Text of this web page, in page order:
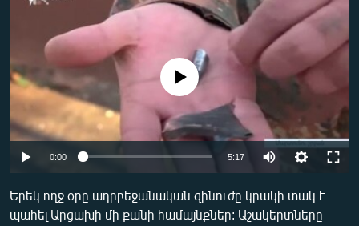
ՊԱՏԵՐԱԶՄԻ 6 ՇԱԲԱԹՆԵՐԸ
ՏԱՐԱԾԱՇՐՋԱՆ
ՄԻՋԱԶԳԱՅԻՆ
ՄՇԱԿՈՒՅԹ
ՍՊՈՐՏ
ՄԵԿՆԱԲԱՆՈՒԹՅՈՒՆ
ՏՏ ԵՒ ԻՆՏԵՐՆԵՏ
ԿՈՐՈՆԱՎԻՐՈՒՍ
No media source currently available
0:00 5:17
360p
Երեկ ողջ օրը ադրբեջանական զինուժը կրակի տակ է
պահել Արցախի մի քանի համայնքներ: Աշակերտները